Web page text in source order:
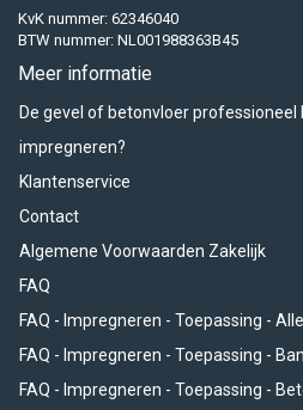
KvK nummer: 62346040
BTW nummer: NL001988363B45
Meer informatie
De gevel of betonvloer
impregneren?
Klantenservice
Contact
Algemene Voorwaarden Zakelijk
FAQ
FAQ - Impregneren - Toepassing - Alle
FAQ - Impregneren - Toepassing -
FAQ - Impregneren - Toepassing -